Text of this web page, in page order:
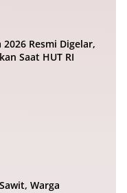
Resmi Digelar,
Saat HUT RI
Warga